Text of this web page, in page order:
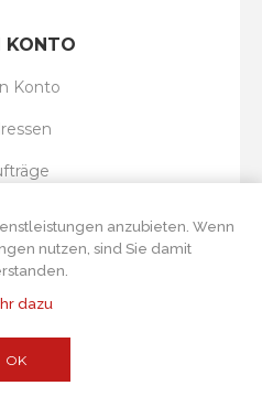
KONTO
Konto
anzubieten. Wenn
nutzen, sind Sie damit
dazu
OK